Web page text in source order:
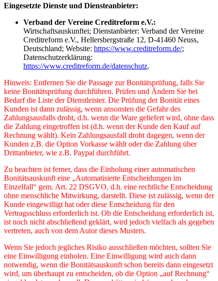
Eingesetzte Dienste und Diensteanbieter:
Verband der Vereine Creditreform e.V.:
Wirtschaftsauskunftei; Dienstanbieter: Verband der Vereine
Creditreform e.V., Hellersbergstraße 12, D-41460 Neuss,
Deutschland; Website: https://www.creditreform.de/;
Datenschutzerklärung:
https://www.creditreform.de/datenschutz.
Hinweis: Entfernen Sie die Passage zur Bonitätsprüfung, falls Sie
keine Bonitätsprüfung durchführen. Prüfen und Ändern Sie bei
Bedarf die Liste der Dienstleister. Die Prüfung der Bonität eines
Kunden ist dann zulässig, wenn ansonsten die Gefahr des
Zahlungsausfalls droht, d.h. wenn die Ware geliefert wird, ohne dass
die Zahlung eingetroffen ist (d.h. wenn der Kunde den Kauf auf
Rechnung wählt). Kein Zahlungsausfall droht dagegen, wenn der
Kunden z.B. die Option Vorkasse wählt oder die Zahlung über
Drittanbieter, wie z.B. Paypal durchführt.
Zu beachten ist ferner, dass die Einholung einer automatischen
Bonitätsauskunft eine „Automatisierte Entscheidungen im
Einzelfall“ gem. Art. 22 DSGVO, d.h. eine rechtliche Entscheidung
ohne menschliche Mitwirkung, darstellt. Diese ist zulässig, wenn der
Kunde eingewilligt hat oder diese Entscheidung für den
Vertragsschluss erforderlich ist. Ob die Entscheidung erforderlich ist,
ist noch nicht abschließend geklärt, wird jedoch vielfach als gegeben
vertreten, auch von dem Autor dieses Musters.
Wenn Sie jedoch jegliches Risiko ausschließen möchten, sollten Sie
eine Einwilligung einholen. Eine Einwilligung wird auch dann
notwendig, wenn die Bonitätsauskunft schon bereits dann eingesetzt
wird, um überhaupt zu entscheiden, ob die Option „auf Rechnung“